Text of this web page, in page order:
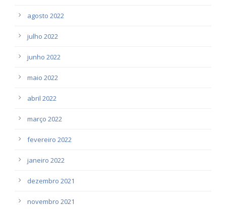
agosto 2022
julho 2022
junho 2022
maio 2022
abril 2022
março 2022
fevereiro 2022
janeiro 2022
dezembro 2021
novembro 2021